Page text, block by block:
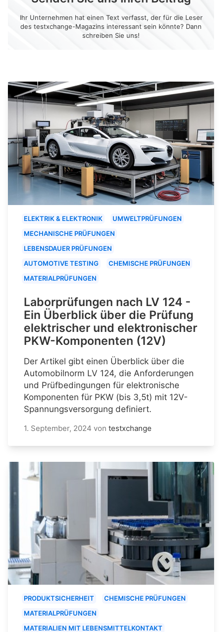
Ihr Unternehmen hat einen Text verfasst, der für die Leser
des testxchange-Magazins interessant sein könnte? Dann
schreiben Sie uns!
ELEKTRIK & ELEKTRONIK
UMWELTPRÜFUNGEN
MECHANISCHE PRÜFUNGEN
LEBENSDAUER PRÜFUNGEN
AUTOMOTIVE TESTING
CHEMISCHE PRÜFUNGEN
MATERIALPRÜFUNGEN
Laborprüfungen nach LV 124 -
Ein Überblick über die Prüfung
elektrischer und elektronischer
PKW-Komponenten (12V)
Der Artikel gibt einen Überblick über die
Automobilnorm LV 124, die Anforderungen
und Prüfbedingungen für elektronische
Komponenten für PKW (bis 3,5t) mit 12V-
Spannungsversorgung definiert.
1. September, 2024 von testxchange
PRODUKTSICHERHEIT
CHEMISCHE PRÜFUNGEN
MATERIALPRÜFUNGEN
MATERIALIEN MIT LEBENSMITTELKONTAKT